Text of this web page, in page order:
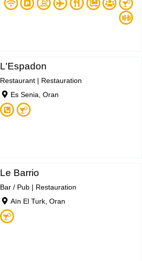
L'Espadon
Restaurant | Restauration
Es Senia, Oran
Le Barrio
Bar / Pub | Restauration
Aïn El Turk, Oran